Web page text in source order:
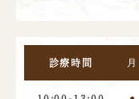
診療時間 月